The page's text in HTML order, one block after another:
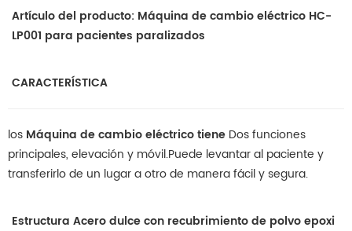
Artículo del producto: Máquina de cambio eléctrico HC-
LP001 para pacientes paralizados
CARACTERÍSTICA
los Máquina de cambio eléctrico tiene Dos funciones
principales, elevación y móvil.Puede levantar al paciente y
transferirlo de un lugar a otro de manera fácil y segura.
Estructura Acero dulce con recubrimiento de polvo epoxi